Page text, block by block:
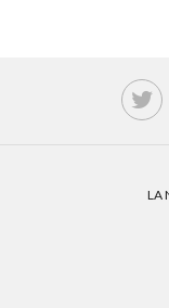
LA